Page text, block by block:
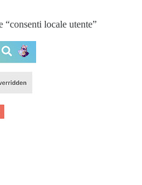
locale utente”